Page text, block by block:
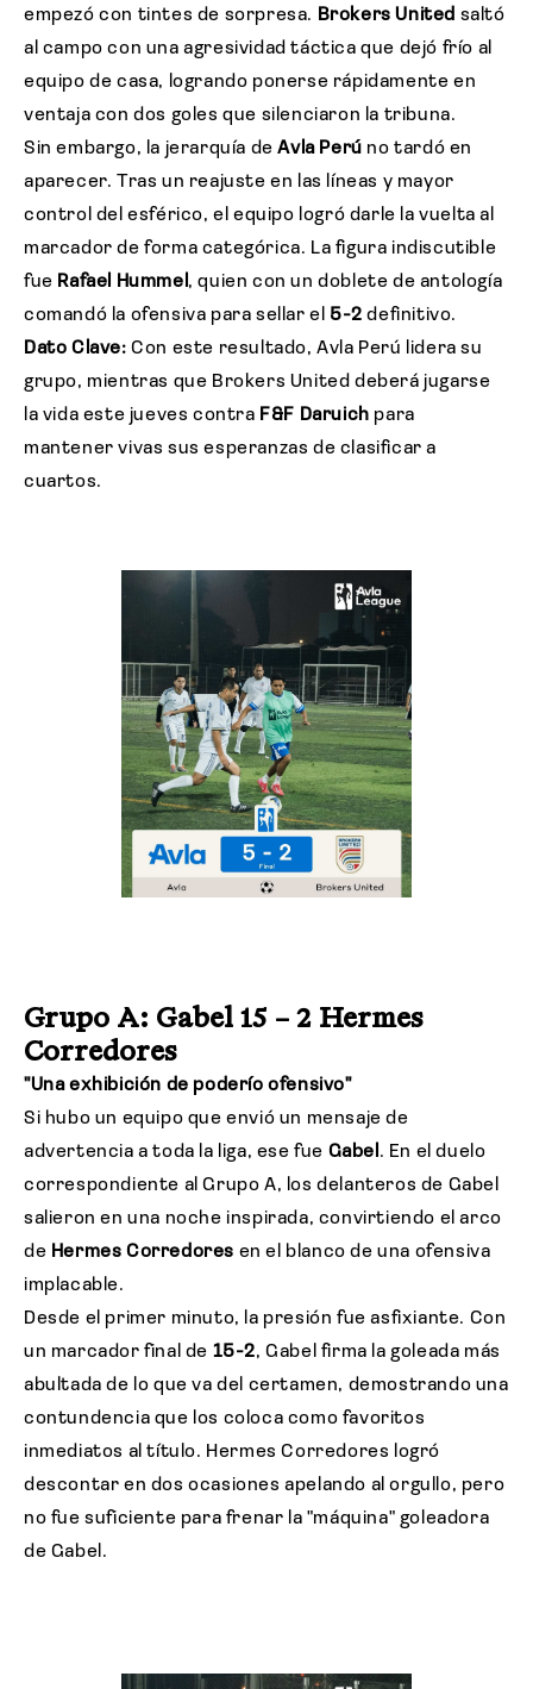
empezó con tintes de sorpresa. Brokers United saltó
al campo con una agresividad táctica que dejó frío al
equipo de casa, logrando ponerse rápidamente en
ventaja con dos goles que silenciaron la tribuna.
Sin embargo, la jerarquía deAvla Perú no tardó en
aparecer. Tras un reajuste en las líneas y mayor
control del esférico, el equipo logró darle la vuelta al
marcador de forma categórica. La figura indiscutible
fue Rafael Hummel , quien con un doblete de antología
comandó la ofensiva para sellar el 5-2 definitivo.
Dato Clave: Con este resultado, Avla Perú lidera su
grupo, mientras que Brokers United deberá jugarse
la vida este jueves contra F&F Daruich para
mantener vivas sus esperanzas de clasificar a
cuartos.
Grupo A: Gabel 15 – 2 Hermes
Corredores
"Una exhibición de poderío ofensivo"
Si hubo un equipo que envió un mensaje de
advertencia a toda la liga, ese fue Gabel . En el duelo
correspondiente al Grupo A, los delanteros de Gabel
salieron en una noche inspirada, convirtiendo el arco
de Hermes Corredores en el blanco de una ofensiva
implacable.
Desde el primer minuto, la presión fue asfixiante. Con
un marcador final de 15-2, Gabel firma la goleada más
abultada de lo que va del certamen, demostrando una
contundencia que los coloca como favoritos
inmediatos al título. Hermes Corredores logró
descontar en dos ocasiones apelando al orgullo, pero
no fue suficiente para frenar la "máquina" goleadora
de Gabel.